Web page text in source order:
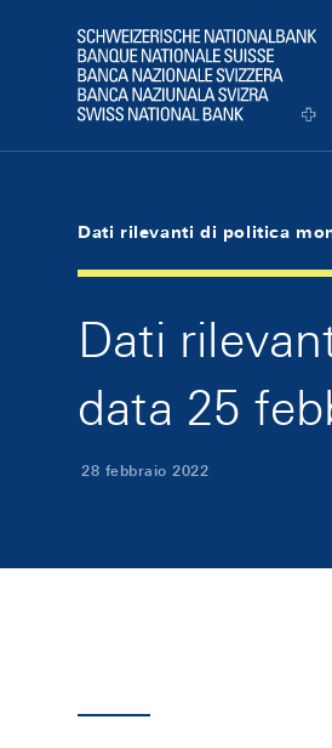
Logo
Dati rilevanti di politica
Dati
data 25
28 febbraio 2022